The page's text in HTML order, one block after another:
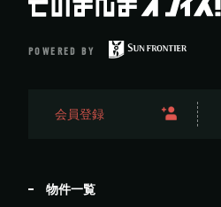
POWERED BY
会員登録
物件一覧